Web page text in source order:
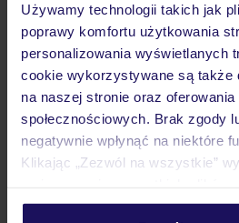
Używamy technologii takich jak
poprawy komfortu użytkowania
personalizowania wyświetlanych
cookie wykorzystywane są także
na naszej stronie oraz
społecznościowych. Brak zgody
negatywnie wpłynąć na niektóre
Klikając „Zezwól na wszystkie”
personalizować swój wybór
Opinie
Pokoje
Wyżywienie